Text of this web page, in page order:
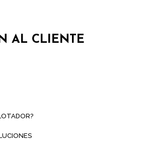
AL CLIENTE